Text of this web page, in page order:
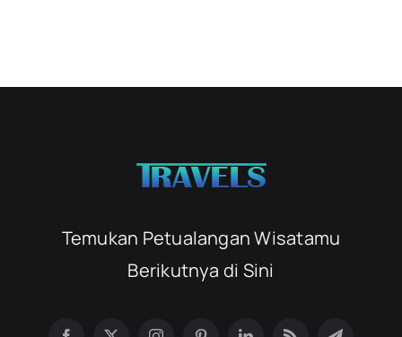
Temukan Petualangan Wisatamu
Berikutnya di Sini